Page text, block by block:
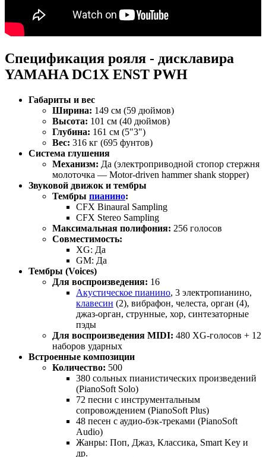
Спецификация рояля - дисклавира
YAMAHA DC1X ENST PWH
Габариты и вес
Ширина: 149 см (59 дюймов)
Высота: 101 см (40 дюймов)
Глубина: 161 см (5"3")
Вес: 316 кг (695 фунтов)
Система глушения
Механизм: Да (электроприводной стопор стержня
молоточка — Motor-driven hammer shank stopper)
Звуковой движок и тембры
Тембры пианино:
CFX Binaural Sampling
CFX Stereo Sampling
Максимальная полифония: 256 голосов
Совместимость:
XG: Да
GM: Да
Тембры (Voices)
Для воспроизведения: 16
Акустическое пианино, 3 электропианино,
клавесин (2), вибрафон, челеста, орган (4),
джаз-орган, струнные, хор, синтезаторные
пэды
Для воспроизведения MIDI: 480 XG-голосов + 12
наборов ударных
Встроенные композиции
Количество: 500
380 сольных пианистических произведений
(PianoSoft Solo)
72 песни с инструментальным
сопровождением (PianoSoft Plus)
48 песен с аудио-бэк-треками (PianoSoft
Audio)
Жанры: Поп, Джаз, Классика, Smart Key и
др.